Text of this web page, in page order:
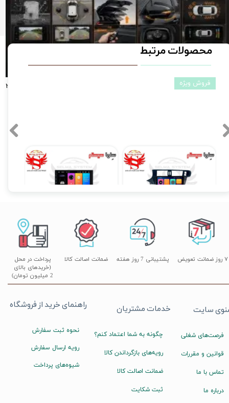
راهنمای جامع آپشن‌های تخصصی تویوتا کرولا کراس لوین راو4(مدل‌های ۲۰۲۴، ۲۰۲۵
دوربین ۳۶۰ درجه خودرو؛ چشمی باز برای ایمنی و آرامش شما | سلما سیستم، مرکز
فروش نصب و تعمیرات در کرج و تهران
محصولات مرتبط
مانیتور اندروید 7 اینچ یونیورسال برند ویستا مدل TSX 2032
۱۷,۸۹۰,۰۰۰ تومان
مانیتور فابریک اندروید تارا Taraبرند ویستا مدل MTX 1032
۱۴,۸۹۰,۰۰۰ تومان
فروش ویژه
پشتیبانی 7 روز هفته
پرداخت در محل
(خریدهای بالای
2 میلیون تومان)
۷ روز ضمانت تعویض ضمانت اصالت کالا
راهنمای خرید از فروشگاه
نحوه ثبت سفارش
رویه ارسال سفارش
شیوه‌های پرداخت
خدمات مشتریان
چگونه به شما اعتماد کنم؟
رویه‌های بازگرداندن کالا
ضمانت اصالت کالا
ثبت شکایت
سایت
فرصت‌های شغلی
قوانین و مقررات
تماس با ما
درباره ما